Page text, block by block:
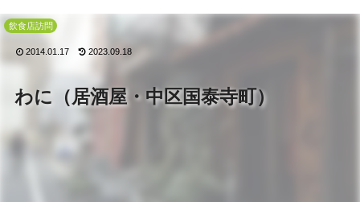
わに（居酒屋・中区国泰寺町）
飲食店訪問
2014.01.17 2023.09.18